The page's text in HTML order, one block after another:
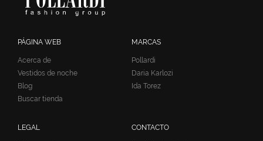
PÁGINA WEB
Acerca de
Vestidos de noche
Blog
Buscar tienda
MARCAS
Pollardi
Daria Karlozi
Ida Torez
LEGAL CONTACTO